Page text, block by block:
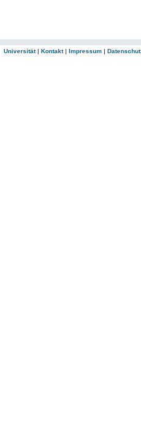
Universität| Kontakt| Impressum |